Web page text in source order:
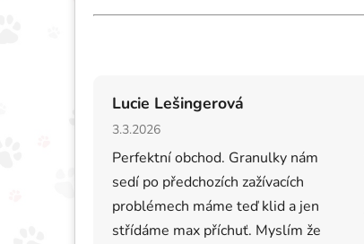
Lucie Lešingerová
Hodnocení obchodu je 5 z 5 hvězdiček.
3.3.2026
Perfektní obchod. Granulky nám
sedí po předchozích zažívacích
problémech máme teď klid a jen
střídáme max příchuť. Myslím že